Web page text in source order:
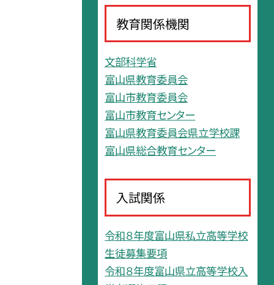
教育関係機関
文部科学省
富山県教育委員会
富山市教育委員会
富山市教育センター
富山県教育委員会県立学校課
富山県総合教育センター
入試関係
令和８年度富山県私立高等学校
生徒募集要項
令和８年度富山県立高等学校入